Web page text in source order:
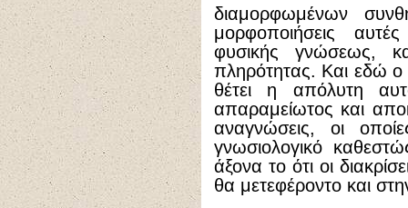
διαμορφωμένων
μορφοποιήσεις
φυσικής γνώσεως,
πληρότητας. Και εδώ
θέτει η απόλυτη
απαραμείωτος και
αναγνώσεις, οι
γνωσιολογικό
άξονα το ότι οι
θα μετεφέροντο και